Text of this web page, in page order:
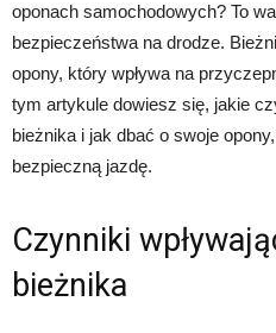
oponach samochodowych? To
bezpieczeństwa na drodze.
opony, który wpływa na
tym artykule dowiesz się, jakie
bieżnika i jak dbać o swoje
bezpieczną jazdę.
Czynniki
bieżnika